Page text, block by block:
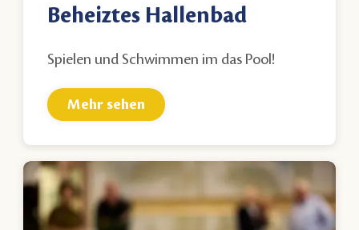
Beheiztes Hallenbad
Spielen und Schwimmen im das Pool!
Mehr sehen